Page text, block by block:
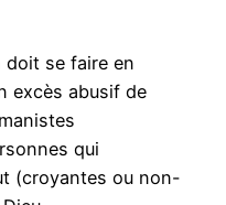
doit se faire en
excès abusif de
qui
(croyantes ou non-